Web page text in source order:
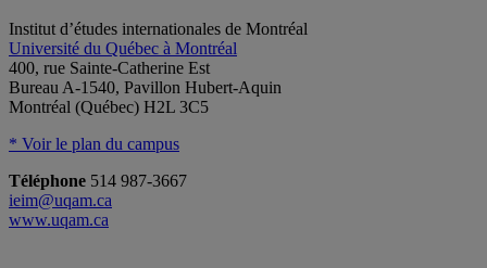
Institut d’études internationales de Montréal
Université du Québec à Montréal
400, rue Sainte-Catherine Est
Bureau A-1540, Pavillon Hubert-Aquin
Montréal (Québec) H2L 3C5
* Voir le plan du campus
Téléphone 514 987-3667
ieim@uqam.ca
www.uqam.ca